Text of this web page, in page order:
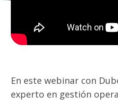
En este webinar con
experto en gestión